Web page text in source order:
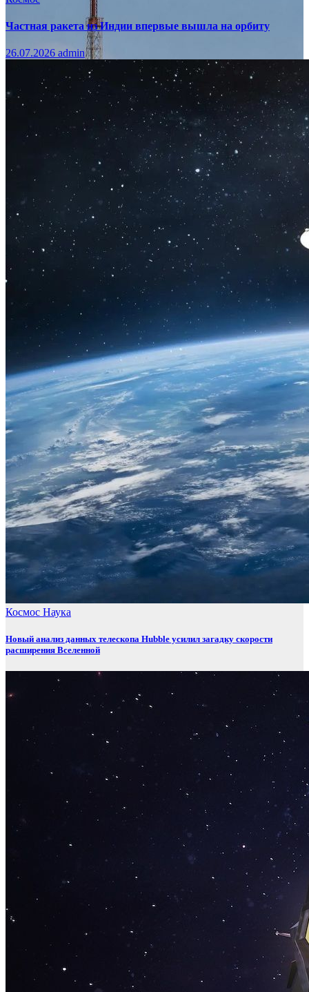
Частная ракета из Индии впервые вышла на орбиту
26.07.2026 admin
Космос Наука
Новый анализ данных телескопа Hubble усилил загадку скорости
расширения Вселенной